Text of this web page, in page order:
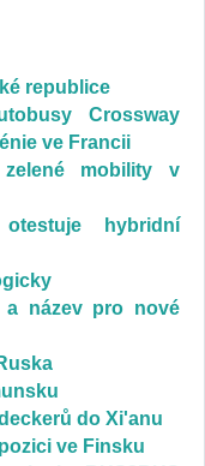
republice
Crossway
ve Francii
mobility v
hybridní
a název pro nové
do Xi'anu
ve Finsku